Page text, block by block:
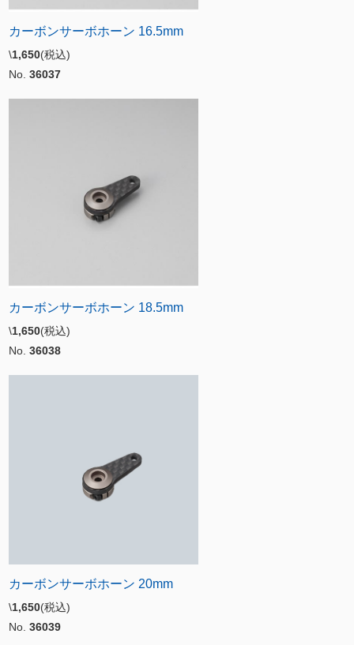
カーボンサーボホーン 16.5mm
\1,650(税込)
No. 36037
カーボンサーボホーン 18.5mm
\1,650(税込)
No. 36038
カーボンサーボホーン 20mm
\1,650(税込)
No. 36039